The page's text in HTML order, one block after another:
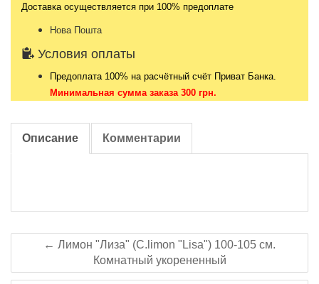
Доставка осуществляется при 100% предоплате
Нова Пошта
Условия оплаты
Предоплата 100% на расчётный счёт Приват Банка.
Минимальная сумма заказа 300 грн.
Описание Комментарии
← Лимон "Лиза" (C.limon "Lisa") 100-105 см.
Комнатный укорененный